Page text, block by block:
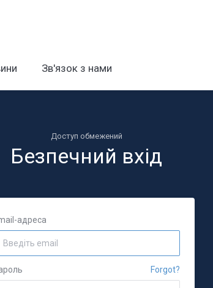
Зв'язок з нами
Доступ обмежений
Безпечний вхід
адреса
Forgot?